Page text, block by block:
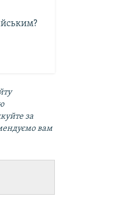
за
вам